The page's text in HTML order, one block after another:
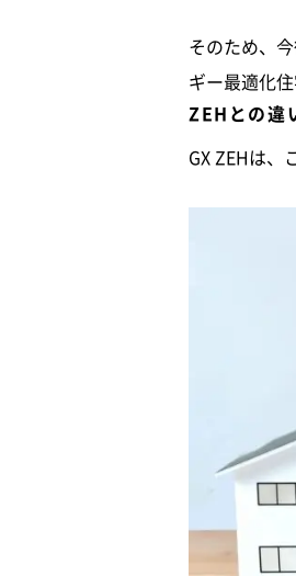
そのため、
ギー最適化
ZEHとの違
GX ZEHは、